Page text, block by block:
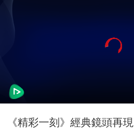
《精彩一刻》經典鏡頭再現